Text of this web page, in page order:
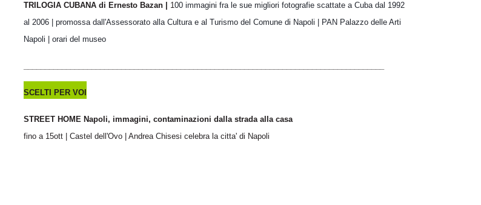
TRILOGIA CUBANA di Ernesto Bazan | 100 immagini fra le sue migliori fotografie scattate a Cuba dal 1992
al 2006 | promossa dall'Assessorato alla Cultura e al Turismo del Comune di Napoli | PAN Palazzo delle Arti
Napoli | orari del museo
SCELTI PER VOI
STREET HOME Napoli, immagini, contaminazioni dalla strada alla casa
fino a 15ott | Castel dell'Ovo | Andrea Chisesi celebra la citta' di Napoli